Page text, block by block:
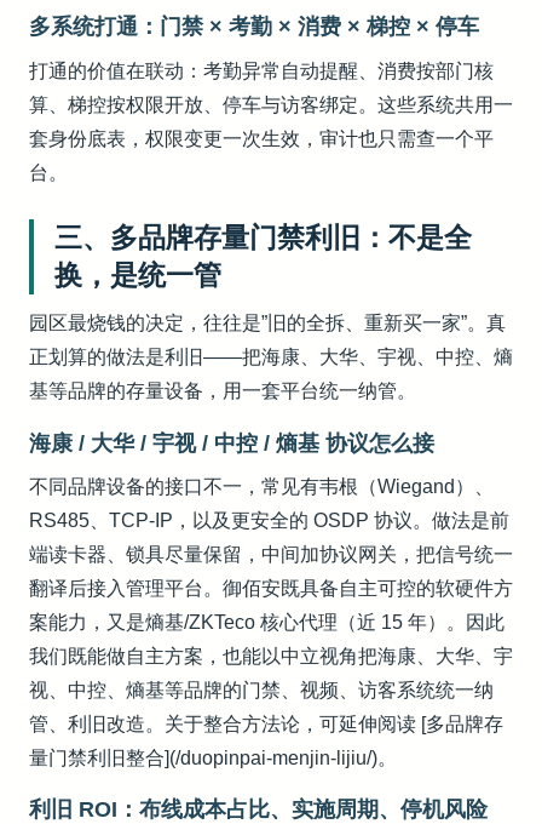
多系统打通：门禁 × 考勤 × 消费 × 梯控 × 停车
打通的价值在联动：考勤异常自动提醒、消费按部门核
算、梯控按权限开放、停车与访客绑定。这些系统共用一
套身份底表，权限变更一次生效，审计也只需查一个平
台。
三、多品牌存量门禁利旧：不是全
换，是统一管
园区最烧钱的决定，往往是”旧的全拆、重新买一家”。真
正划算的做法是利旧——把海康、大华、宇视、中控、熵
基等品牌的存量设备，用一套平台统一纳管。
海康 / 大华 / 宇视 / 中控 / 熵基 协议怎么接
不同品牌设备的接口不一，常见有韦根（Wiegand）、
RS485、TCP-IP，以及更安全的 OSDP 协议。做法是前
端读卡器、锁具尽量保留，中间加协议网关，把信号统一
翻译后接入管理平台。御佰安既具备自主可控的软硬件方
案能力，又是熵基/ZKTeco 核心代理（近 15 年）。因此
我们既能做自主方案，也能以中立视角把海康、大华、宇
视、中控、熵基等品牌的门禁、视频、访客系统统一纳
管、利旧改造。关于整合方法论，可延伸阅读 [多品牌存
量门禁利旧整合](/duopinpai-menjin-lijiu/)。
利旧 ROI：布线成本占比、实施周期、停机风险